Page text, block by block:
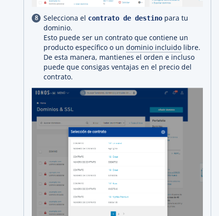
Selecciona el contrato de destino para tu
dominio.
Esto puede ser un contrato que contiene un
producto específico o un dominio incluido libre.
De esta manera, mantienes el orden e incluso
puede que consigas ventajas en el precio del
contrato.